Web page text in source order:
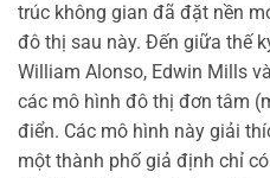
trúc không gian đã đặt nền
đô thị sau này. Đến giữa thế
William Alonso, Edwin Mills
các mô hình đô thị đơn tâm
điển. Các mô hình này giải
một thành phố giả định chỉ